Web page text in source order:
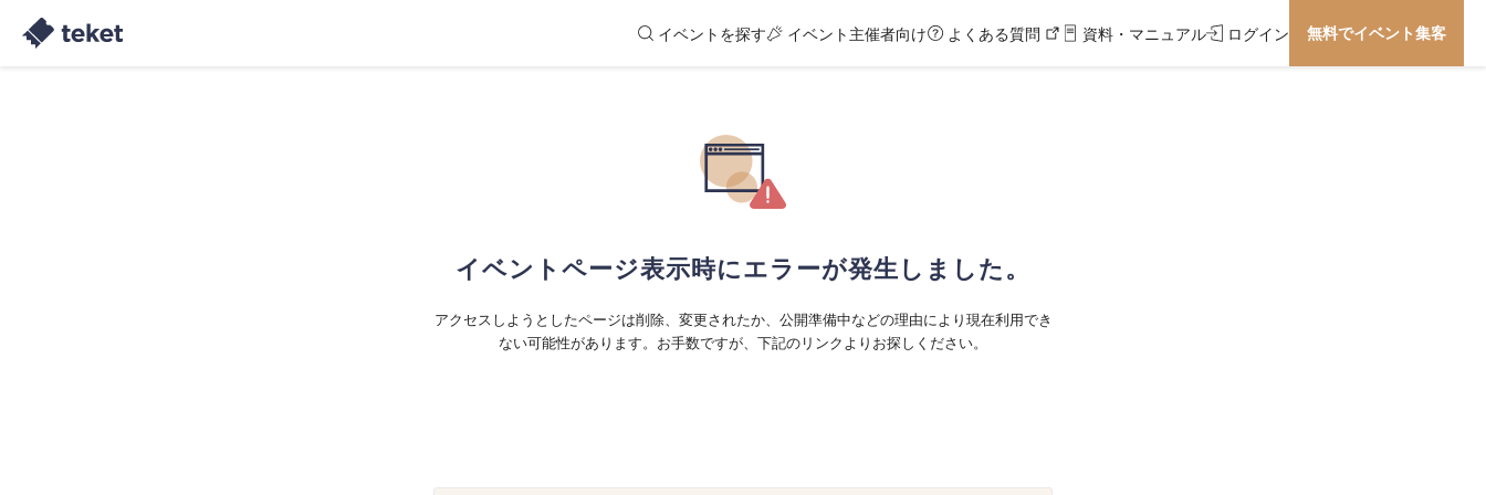
イベントを探す イベント主催者向け よくある質問 資料・マニュアル ログイン 無料でイベント集客
イベントページ表示時にエラーが発生しました。
アクセスしようとしたページは削除、変更されたか、公開準備中などの理由により現在利用でき
ない可能性があります。お手数ですが、下記のリンクよりお探しください。